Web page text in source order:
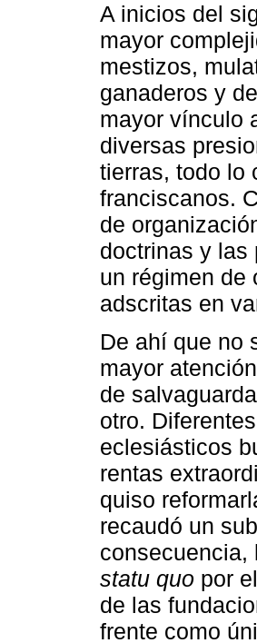
A inicios del
mayor
mestizos,
ganaderos y
mayor vínculo
diversas
tierras, todo lo
franciscanos.
de
doctrinas y las
un régimen de
adscritas en
De ahí que no
mayor
de
otro.
eclesiásticos
rentas
quiso
recaudó un
consecuencia,
statu quo por
de las
frente como